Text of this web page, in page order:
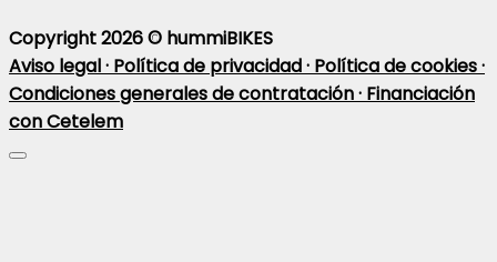
Copyright 2026 © hummiBIKES
Aviso legal · Política de privacidad · Política de cookies ·
Condiciones generales de contratación · Financiación
con Cetelem